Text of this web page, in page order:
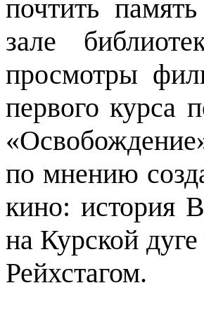
почтить
зале
просмотры
первого курса
по мнению
кино: история
на Курской
Рейхстагом.